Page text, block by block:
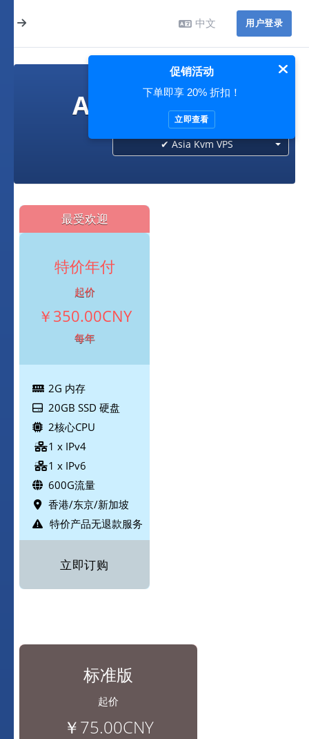
中文 用户登录
Asia Kvm VPS
✔ Asia Kvm VPS
最受欢迎
特价年付
起价
￥350.00CNY
每年
2G 内存
20GB SSD 硬盘
2核心CPU
1 x IPv4
1 x IPv6
600G流量
香港/东京/新加坡
特价产品无退款服务
立即订购
标准版
起价
￥75.00CNY
促销活动
下单即享 20% 折扣！
立即查看